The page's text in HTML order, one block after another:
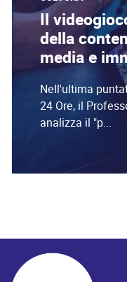
Il
della
media e
Nell'ultima
24 Ore, il
analizza il "p...